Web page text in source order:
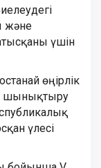
және
үшін
өңірлік
шынықтыру
үлесі